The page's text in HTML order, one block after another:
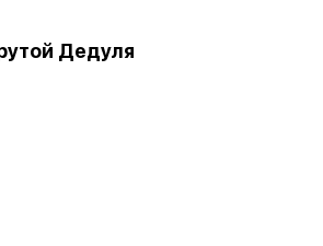
Дедуля